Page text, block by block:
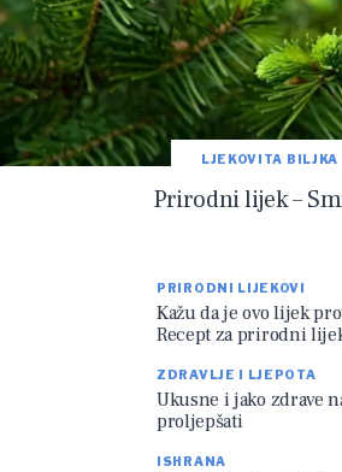
LJEKOVITA BILJKA
Prirodni lijek –
PRIRODNI LIJEKOVI
Kažu da je ovo lijek
Recept za prirodni
ZDRAVLJE I LJEPOTA
Ukusne i jako zdrave
proljepšati
ISHRANA